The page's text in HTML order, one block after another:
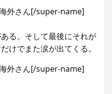
外さん[/super-name]
る。そして最後にそれが
けでまた涙が出てくる。
外さん[/super-name]